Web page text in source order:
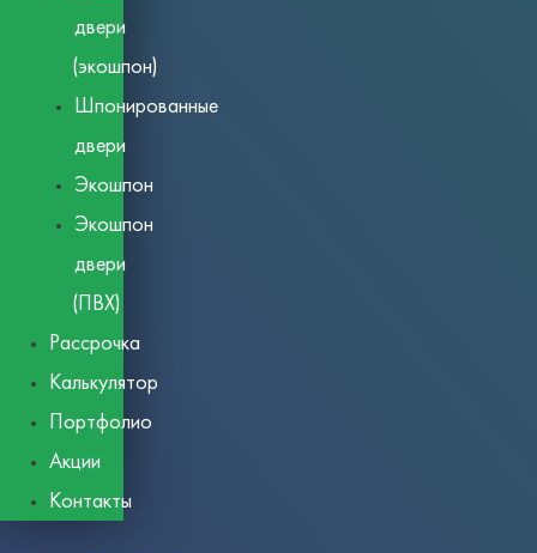
двери
(экошпон)
Шпонированные
двери
Экошпон
Экошпон
двери
(ПВХ)
Рассрочка
Калькулятор
Портфолио
Акции
Контакты